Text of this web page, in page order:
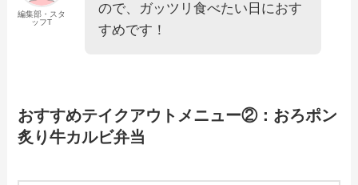
【2024年最新】松のや持ち帰りメニュ
ー！セット・弁当のおすすめメニューや
編集部・スタ
ッフT
ので、ガッツリ食べたい日におす
すめです！
おすすめテイクアウトメニュー②：おろポン
炙り牛カルビ弁当